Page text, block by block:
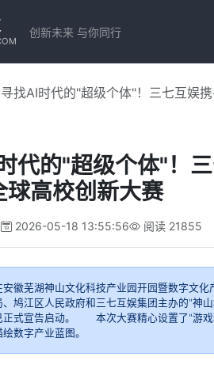
创新未来 与你同行
寻找AI时代的"超级个体"！三七互娱
代的"超级个体"！
高校创新大赛
2026-05-18 13:55:56 阅读 21855
安徽芜湖神山文化科技产业园开园暨数字文
、鸠江区人民政府和三七互娱集团主办的"神
正式宣告启动。 本次大赛精心设置了"游戏
数字产业蓝图。